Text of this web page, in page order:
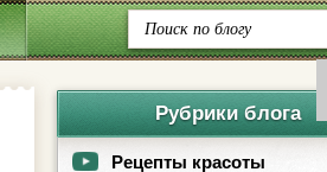
Рубрики блога
Рецепты красоты